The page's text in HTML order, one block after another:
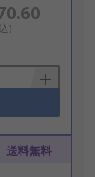
)
送料無料